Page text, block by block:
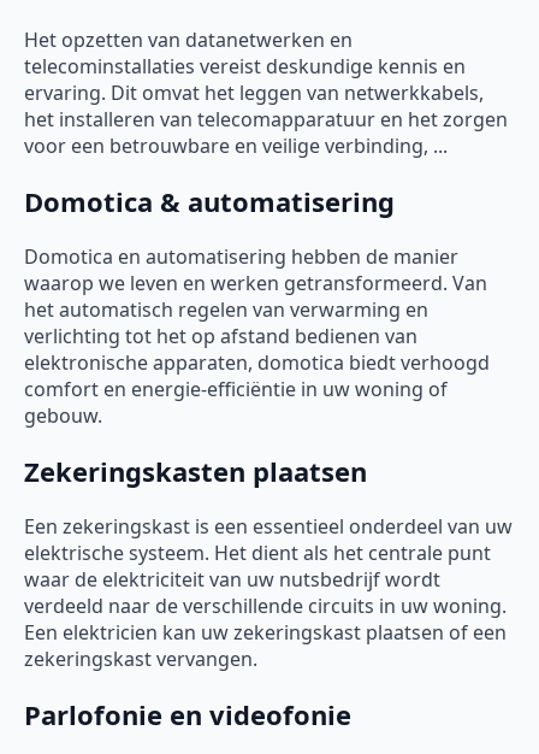
Het opzetten van datanetwerken en
telecominstallaties vereist deskundige kennis en
ervaring. Dit omvat het leggen van netwerkkabels,
het installeren van telecomapparatuur en het zorgen
voor een betrouwbare en veilige verbinding, ...
Domotica & automatisering
Domotica en automatisering hebben de manier
waarop we leven en werken getransformeerd. Van
het automatisch regelen van verwarming en
verlichting tot het op afstand bedienen van
elektronische apparaten, domotica biedt verhoogd
comfort en energie-efficiëntie in uw woning of
gebouw.
Zekeringskasten plaatsen
Een zekeringskast is een essentieel onderdeel van uw
elektrische systeem. Het dient als het centrale punt
waar de elektriciteit van uw nutsbedrijf wordt
verdeeld naar de verschillende circuits in uw woning.
Een elektricien kan uw zekeringskast plaatsen of een
zekeringskast vervangen.
Parlofonie en videofonie